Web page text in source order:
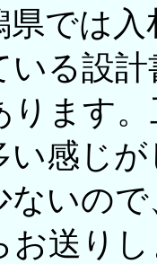
県では
いる設
ります
い感じ
ないの
お送り